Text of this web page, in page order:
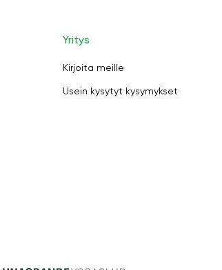
Yritys
Kirjoita meille
Usein kysytyt kysymykset